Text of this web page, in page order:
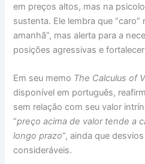
em preços altos, mas na
sustenta. Ele lembra que “caro”
amanhã”, mas alerta para a
posições agressivas e
Em seu memo The Calculus of
disponível em português,
sem relação com seu valor
“preço acima de valor tende a
longo prazo“, ainda que
consideráveis.